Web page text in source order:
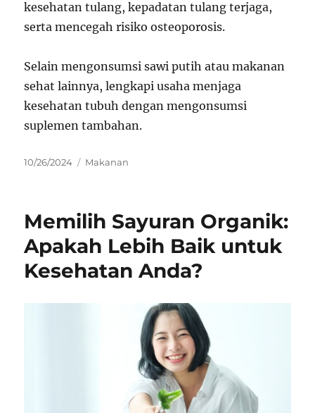
kesehatan tulang, kepadatan tulang terjaga,
serta mencegah risiko osteoporosis.
Selain mengonsumsi sawi putih atau makanan
sehat lainnya, lengkapi usaha menjaga
kesehatan tubuh dengan mengonsumsi
suplemen tambahan.
Posted
10/26/2024 Categories
Makanan
Memilih Sayuran Organik:
Apakah Lebih Baik untuk
Kesehatan Anda?